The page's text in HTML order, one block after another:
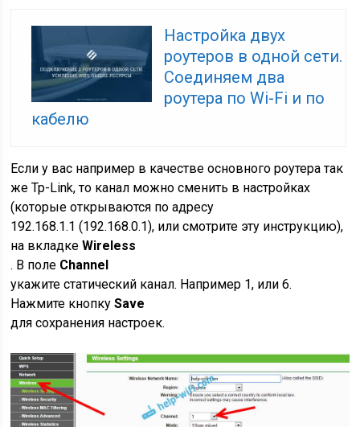
Настройка двух
роутеров в одной сети.
Соединяем два
роутера по Wi-Fi и по
кабелю
Если у вас например в качестве основного роутера так
же Tp-Link, то канал можно сменить в настройках
(которые открываются по адресу
192.168.1.1 (192.168.0.1), или смотрите эту инструкцию),
на вкладкеWireless
. В поле Channel
укажите статический канал. Например 1, или 6.
Нажмите кнопкуSave
для сохранения настроек.